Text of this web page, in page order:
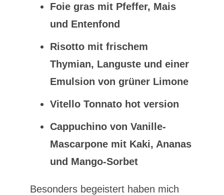
Foie gras mit Pfeffer, Mais
und Entenfond
Risotto mit frischem
Thymian, Languste und einer
Emulsion von grüner Limone
Vitello Tonnato hot version
Cappuchino von Vanille-
Mascarpone mit Kaki, Ananas
und Mango-Sorbet
Besonders begeistert haben mich